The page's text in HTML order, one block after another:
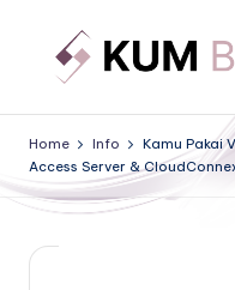
U
M
B
Software
Hardware
Home Info
Kamu Pakai
Access Server &